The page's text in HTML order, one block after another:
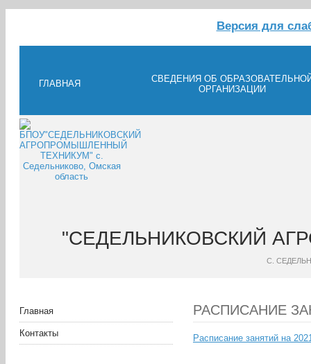
Версия для
ГЛАВНАЯ
СВЕДЕНИЯ ОБ
ОРГАНИЗАЦИИ
"СЕДЕЛЬНИКОВСКИЙ
С.
Главная
Контакты
РАСПИСАНИЕ
Расписание занятий на